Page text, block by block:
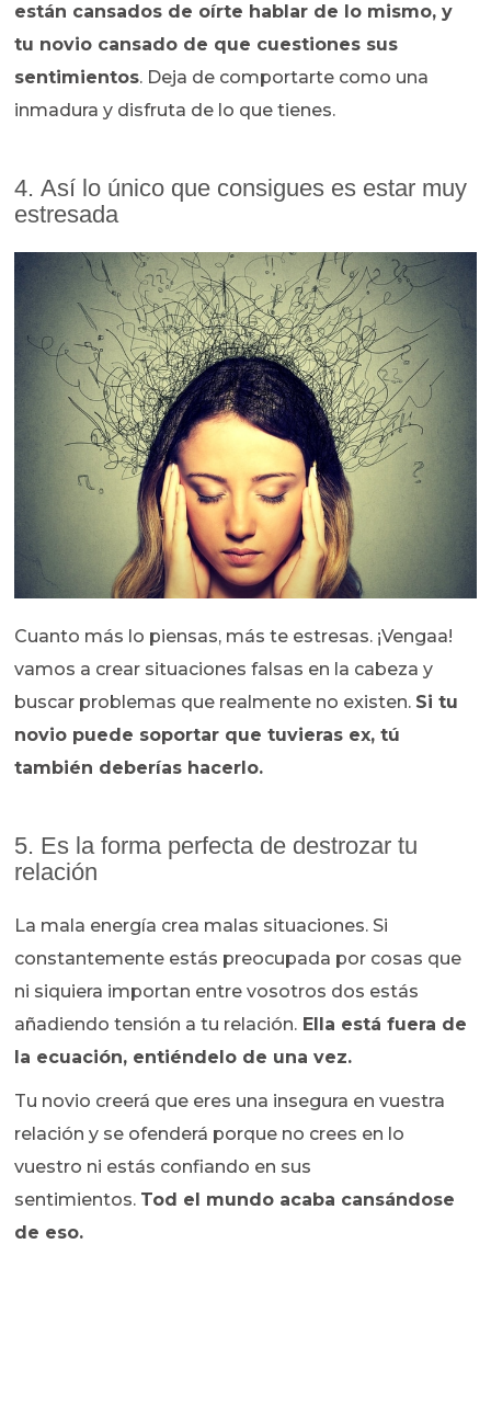
están cansados de oírte hablar de lo mismo, y
tu novio cansado de que cuestiones sus
sentimientos. Deja de comportarte como una
inmadura y disfruta de lo que tienes.
4. Así lo único que consigues es estar muy
estresada
Cuanto más lo piensas, más te estresas. ¡Vengaa!
vamos a crear situaciones falsas en la cabeza y
buscar problemas que realmente no existen. Si tu
novio puede soportar que tuvieras ex, tú
también deberías hacerlo.
5. Es la forma perfecta de destrozar tu
relación
La mala energía crea malas situaciones. Si
constantemente estás preocupada por cosas que
ni siquiera importan entre vosotros dos estás
añadiendo tensión a tu relación. Ella está fuera de
la ecuación, entiéndelo de una vez.
Tu novio creerá que eres una insegura en vuestra
relación y se ofenderá porque no crees en lo
vuestro ni estás confiando en sus
sentimientos. Tod el mundo acaba cansándose
de eso.